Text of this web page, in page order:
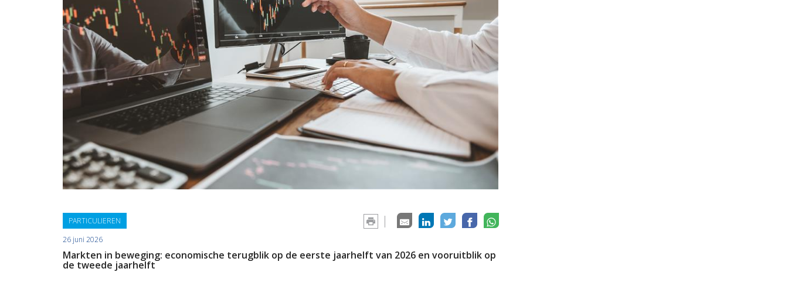
PARTICULIEREN
26 juni 2026
Markten in beweging: economische terugblik op de eerste jaarhelft van 2026 en vooruitblik op
de tweede jaarhelft